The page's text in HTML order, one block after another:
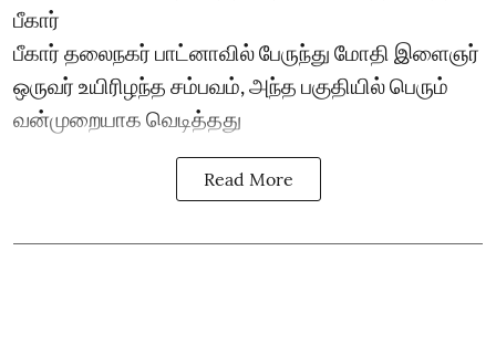
பீகார்
பீகார் தலைநகர் பாட்னாவில் பேருந்து மோதி இளைஞர்
ஒருவர் உயிரிழந்த சம்பவம், அந்த பகுதியில் பெரும்
வன்முறையாக வெடித்தது
Read More